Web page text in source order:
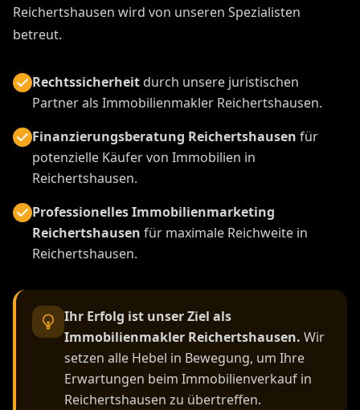
Reichertshausen wird von unseren Spezialisten
betreut.
Rechtssicherheitdurch unsere juristischen
Partner als Immobilienmakler Reichertshausen.
Finanzierungsberatung Reichertshausen für
potenzielle Käufer von Immobilien in
Reichertshausen.
Professionelles Immobilienmarketing
Reichertshausen für maximale Reichweite in
Reichertshausen.
Ihr Erfolg ist unser Ziel als
Immobilienmakler Reichertshausen. Wir
setzen alle Hebel in Bewegung, um Ihre
Erwartungen beim Immobilienverkauf in
Reichertshausen zu übertreffen.